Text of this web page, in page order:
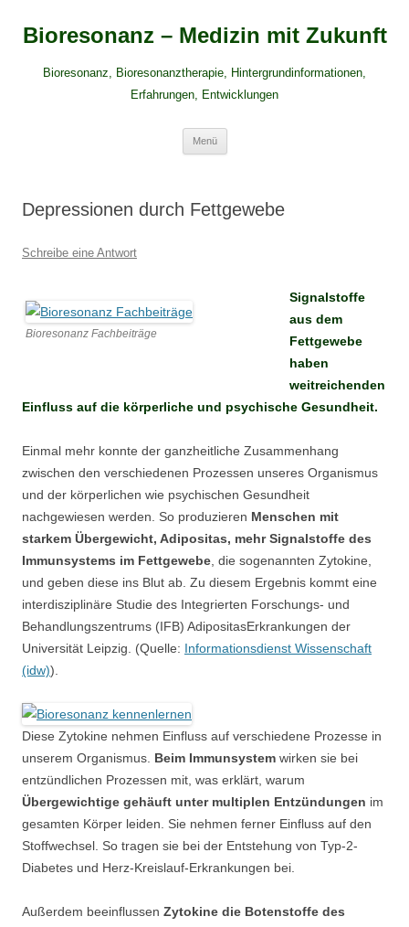
springen
Bioresonanz – Medizin mit Zukunft
Bioresonanz, Bioresonanztherapie, Hintergrundinformationen,
Erfahrungen, Entwicklungen
Menü
Depressionen durch Fettgewebe
Schreibe eine Antwort
Bioresonanz Fachbeiträge
Signalstoffe
aus dem
Fettgewebe
haben
weitreichenden
Einfluss auf die körperliche und psychische Gesundheit.
Einmal mehr konnte der ganzheitliche Zusammenhang
zwischen den verschiedenen Prozessen unseres Organismus
und der körperlichen wie psychischen Gesundheit
nachgewiesen werden. So produzieren Menschen mit
starkem Übergewicht, Adipositas, mehr Signalstoffe des
Immunsystems im Fettgewebe , die sogenannten Zytokine,
und geben diese ins Blut ab. Zu diesem Ergebnis kommt eine
interdisziplinäre Studie des Integrierten Forschungs- und
Behandlungszentrums (IFB) AdipositasErkrankungen der
Universität Leipzig. (Quelle: Informationsdienst Wissenschaft
(idw)).
Diese Zytokine nehmen Einfluss auf verschiedene Prozesse in
unserem Organismus. Beim Immunsystem wirken sie bei
entzündlichen Prozessen mit, was erklärt, warum
Übergewichtige gehäuft unter multiplen Entzündungen im
gesamten Körper leiden. Sie nehmen ferner Einfluss auf den
Stoffwechsel. So tragen sie bei der Entstehung von Typ-2-
Diabetes und Herz-Kreislauf-Erkrankungen bei.
Außerdem beeinflussen Zytokine die Botenstoffe des